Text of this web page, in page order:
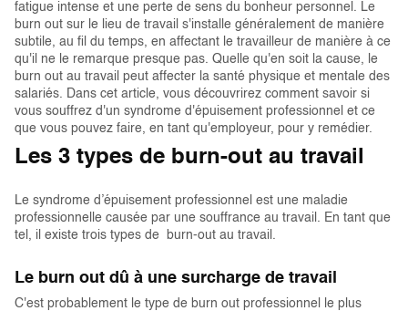
fatigue intense et une perte de sens du bonheur personnel. Le
burn out sur le lieu de travail s'installe généralement de manière
subtile, au fil du temps, en affectant le travailleur de manière à ce
qu'il ne le remarque presque pas. Quelle qu'en soit la cause, le
burn out au travail peut affecter la santé physique et mentale des
salariés. Dans cet article, vous découvrirez comment savoir si
vous souffrez d'un syndrome d'épuisement professionnel et ce
que vous pouvez faire, en tant qu'employeur, pour y remédier.
Les 3 types de burn-out au travail
Le syndrome d’épuisement professionnel est une maladie
professionnelle causée par une souffrance au travail. En tant que
tel, il existe trois types de burn-out au travail.
Le burn out dû à une surcharge de travail
C'est probablement le type de burn out professionnel le plus